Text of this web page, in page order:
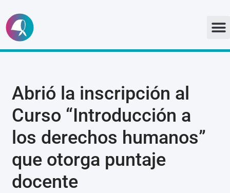
Ir
al
Abrió la inscripción al
Curso “Introducción a
los derechos humanos”
que otorga puntaje
docente